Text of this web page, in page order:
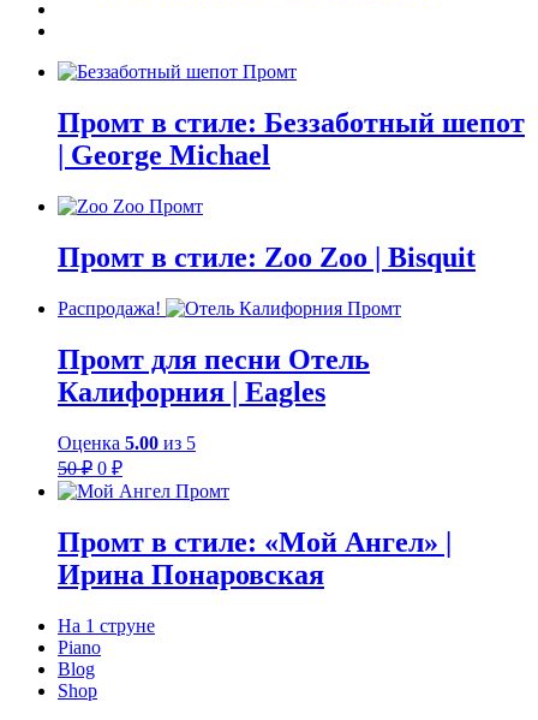
Промт в стиле: Беззаботный шепот
| George Michael
Промт в стиле: Zoo Zoo | Bisquit
Распродажа!
Промт для песни Отель
Калифорния | Eagles
Оценка 5.00 из 5
50₽ Первоначальная
цена
составляла
0 ₽Текущая
цена:
Промт в стиле: «Мой Ангел» |
Ирина Понаровская
На 1 струне
Piano
Blog
Shop